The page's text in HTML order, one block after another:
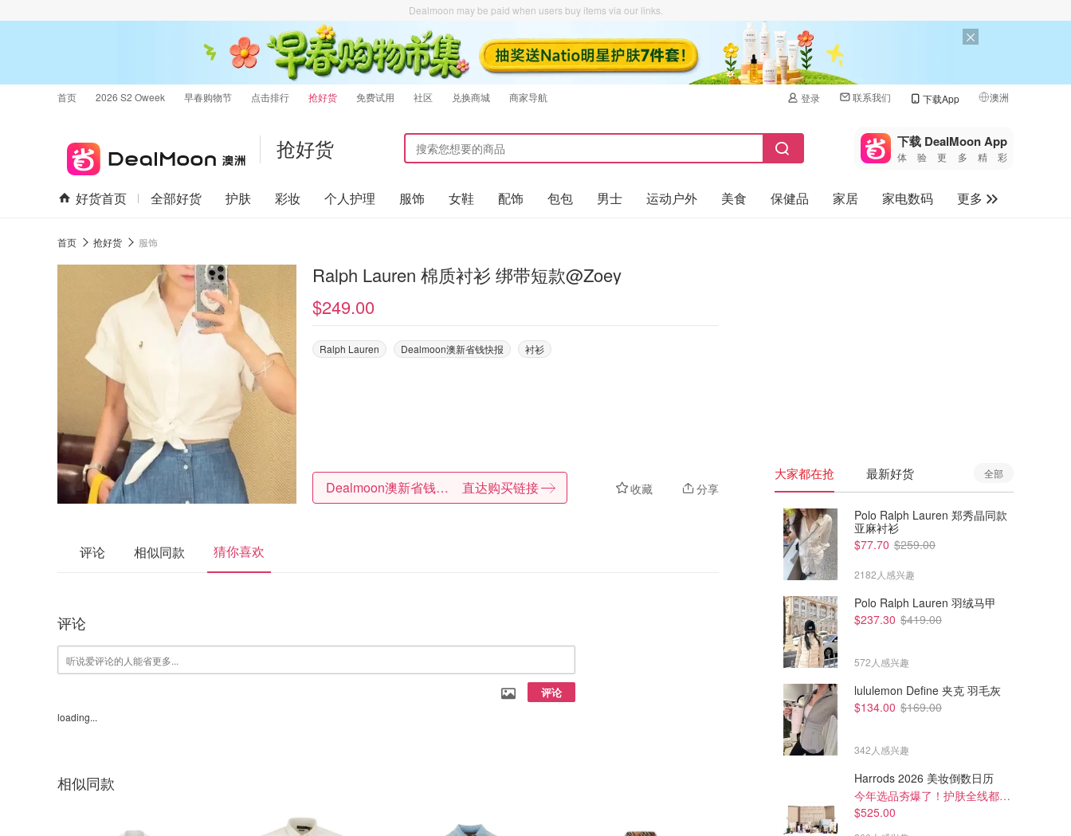
Dealmoon may be paid when users buy items via our links.
首页 2026 S2 Oweek 早春购物节 点击排行 抢好货 免费试用 社区 兑换商城 商家导航 登录 联系我们 下载App 澳洲
🇺🇸
🇨🇳 中国
🇨🇦加拿大
抢好货 下载 DealMoon App
体验更多精彩
好货首页 全部好货 护肤 彩妆 个人护理 服饰 女鞋 配饰 包包 男士 运动户外 美食 保健品 家居 家电数码
更多
首页 抢好货 服饰
Ralph Lauren 棉质衬衫 绑带短款@Zoey
$249.00
Ralph Lauren Dealmoon澳新省钱快报 衬衫
收藏 分享
Dealmoon澳新省钱快报 直达购买链接
评论 相似同款 猜你喜欢
评论
评论
loading...
相似同款
大家都在抢 最新好货 全部
Polo Ralph Lauren 郑秀晶同款
亚麻衬衫
$77.70 $259.00
2182人感兴趣
Polo Ralph Lauren 羽绒马甲
$237.30 $419.00
572人感兴趣
lululemon Define 夹克 羽毛灰
$134.00 $169.00
342人感兴趣
Harrods 2026 美妆倒数日历
今年选品夯爆了！护肤全线都很绝
$525.00